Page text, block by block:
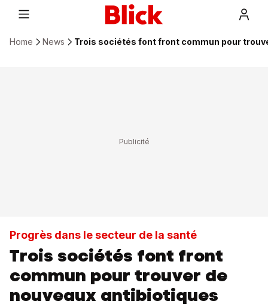
Home News Trois sociétés font front commun pour
Progrès dans le secteur de la santé
Trois sociétés font front
commun pour trouver de
nouveaux antibiotiques